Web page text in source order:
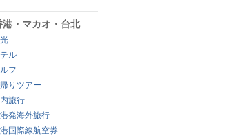
港・マカオ・台北
ル
フ
りツアー
旅行
発海外旅行
国際線航空券